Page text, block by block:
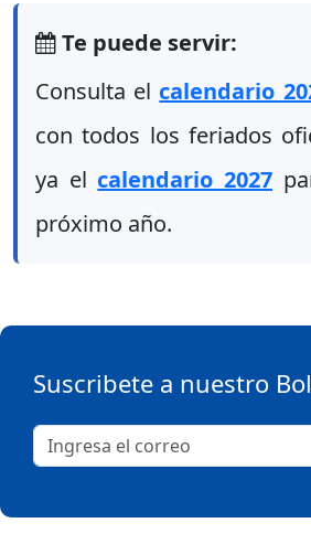
Te puede servir:
Consulta el calendario
con todos los feriados
ya el calendario 2027
próximo año.
Suscribete a nuestro